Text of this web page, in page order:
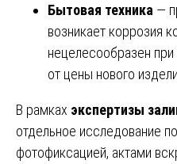
Бытовая техника —
возникает коррозия
нецелесообразен
от цены нового
В рамках экспертизы
отдельное исследование
фотофиксацией, актами